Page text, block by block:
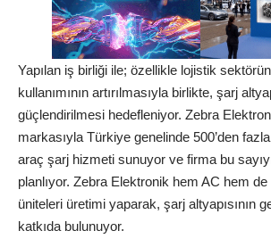
Yapılan iş birliği ile; özellikle lojistik
kullanımının artırılmasıyla birlikte, şarj
güçlendirilmesi hedefleniyor. Zebra
markasıyla Türkiye genelinde 500’den
araç şarj hizmeti sunuyor ve firma bu
planlıyor. Zebra Elektronik hem AC hem de
üniteleri üretimi yaparak, şarj altyapısının
katkıda bulunuyor.